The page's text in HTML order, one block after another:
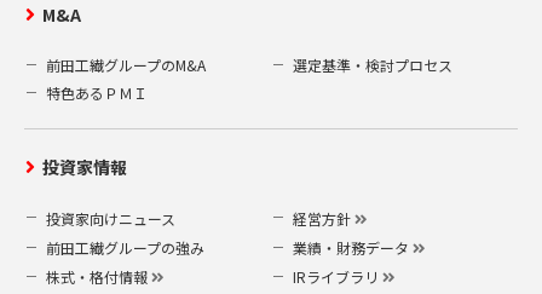
M&A
前田工繊グループのM&A
選定基準・検討プロセス
特色あるＰＭＩ
投資家情報
投資家向けニュース
経営方針
前田工繊グループの強み
業績・財務データ
株式・格付情報
IRライブラリ